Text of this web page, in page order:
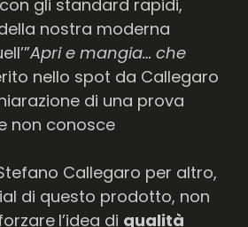
gli standard rapidi,
nostra moderna
Apri e mangia… che
nello spot da Callegaro
di una prova
non conosce
Callegaro per altro,
di questo prodotto, non
l’idea di qualità